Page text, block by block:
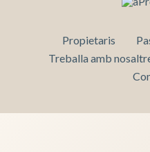
Propietaris
Treballa amb